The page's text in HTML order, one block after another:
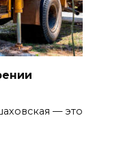
— это